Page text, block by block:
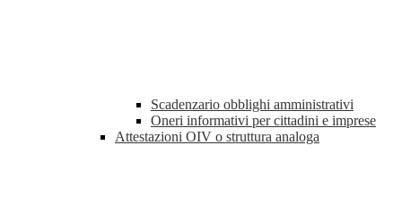
Scadenzario obblighi amministrativi
Oneri informativi per cittadini e imprese
Attestazioni OIV o struttura analoga